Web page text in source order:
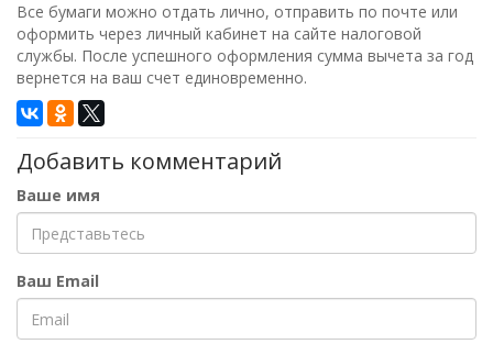
Все бумаги можно отдать лично, отправить по почте или
оформить через личный кабинет на сайте налоговой
службы. После успешного оформления сумма вычета за год
вернется на ваш счет единовременно.
Добавить комментарий
Ваше имя
Ваш Email